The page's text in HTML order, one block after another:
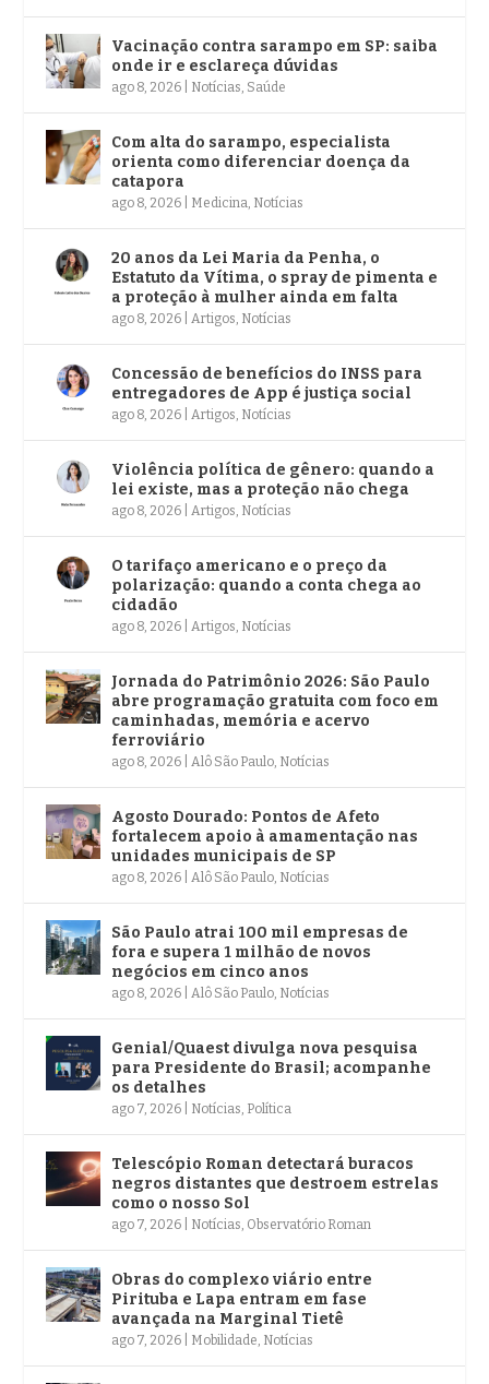
Vacinação contra sarampo em SP: saiba
onde ir e esclareça dúvidas
ago 8, 2026 Notícias Saúde
Com alta do sarampo, especialista
orienta como diferenciar doença da
catapora
ago 8, 2026 Medicina Notícias
20 anos da Lei Maria da Penha, o
Estatuto da Vítima, o spray de pimenta e
a proteção à mulher ainda em falta
ago 8, 2026 Artigos Notícias
Concessão de benefícios do INSS para
entregadores de App é justiça social
ago 8, 2026 Artigos Notícias
Violência política de gênero: quando a
lei existe, mas a proteção não chega
ago 8, 2026 Artigos Notícias
O tarifaço americano e o preço da
polarização: quando a conta chega ao
cidadão
ago 8, 2026 Artigos Notícias
Jornada do Patrimônio 2026: São Paulo
abre programação gratuita com foco em
caminhadas, memória e acervo
ferroviário
ago 8, 2026 Alô São Paulo Notícias
Agosto Dourado: Pontos de Afeto
fortalecem apoio à amamentação nas
unidades municipais de SP
ago 8, 2026 Alô São Paulo Notícias
São Paulo atrai 100 mil empresas de
fora e supera 1 milhão de novos
negócios em cinco anos
ago 8, 2026 Alô São Paulo Notícias
Genial/Quaest divulga nova pesquisa
para Presidente do Brasil; acompanhe
os detalhes
ago 7, 2026 Notícias Política
Telescópio Roman detectará buracos
negros distantes que destroem estrelas
como o nosso Sol
ago 7, 2026 Notícias Observatório Roman
Obras do complexo viário entre
Pirituba e Lapa entram em fase
avançada na Marginal Tietê
ago 7, 2026 Mobilidade Notícias